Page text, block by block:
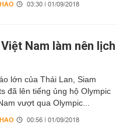
03:30 | 01/09/2018
Nam làm nên lịch
lớn của Thái Lan, Siam
đã lên tiếng ủng hộ Olympic
vượt qua Olympic...
00:56 | 01/09/2018